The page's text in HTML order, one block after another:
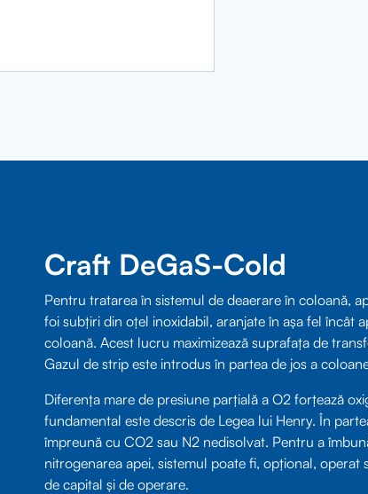
Craft DeGaS-Cold
Pentru tratarea în sistemul de deaerare în coloană,
foi subțiri din oțel inoxidabil, aranjate în așa fel încât
coloană. Acest lucru maximizează suprafața de
Gazul de strip este introdus în partea de jos a
Diferența mare de presiune parțială a O2 forțează
fundamental este descris de Legea lui Henry. În
împreună cu CO2 sau N2 nedisolvat. Pentru a
nitrogenarea apei, sistemul poate fi, opțional,
de capital și de operare.